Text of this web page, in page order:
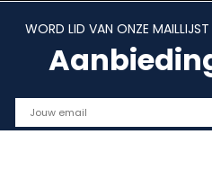
WORD LID VAN ONZE